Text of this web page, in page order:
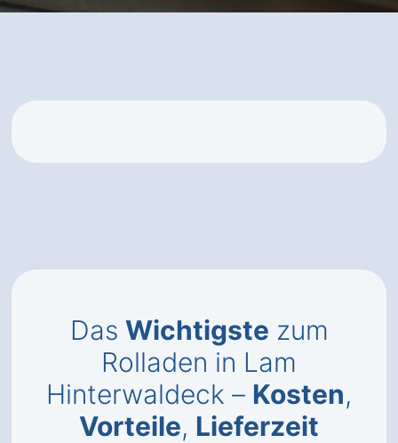
Das Wichtigste zum
Rolladen in Lam
Hinterwaldeck – Kosten,
Vorteile, Lieferzeit